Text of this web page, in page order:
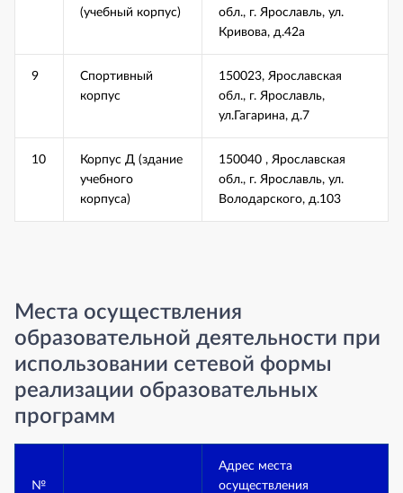
(учебный корпус)
обл., г. Ярославль, ул.
Кривова, д.42а
9
Спортивный
корпус
150023, Ярославская
обл., г. Ярославль,
ул.Гагарина, д.7
10
Корпус Д (здание
учебного
корпуса)
150040 , Ярославская
обл., г. Ярославль, ул.
Володарского, д.103
Места осуществления
образовательной деятельности при
использовании сетевой формы
реализации образовательных
программ
№
Адрес места
осуществления